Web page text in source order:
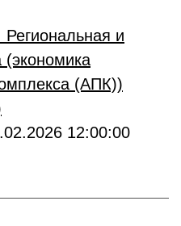
Региональная и
(экономика
(АПК))
12:00:00